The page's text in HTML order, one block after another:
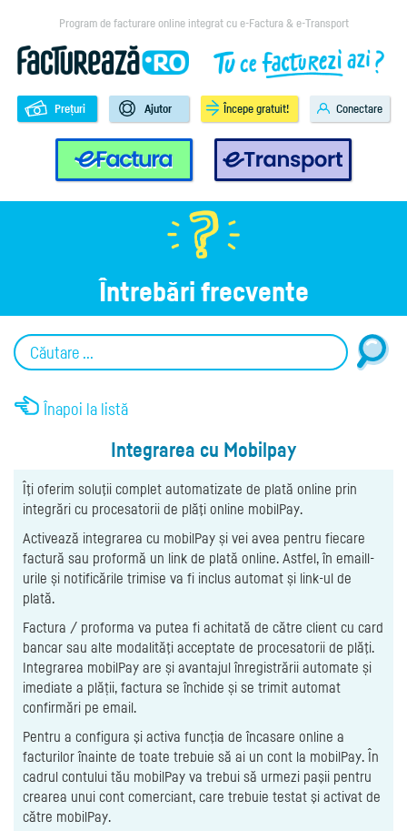
Program de facturare online integrat cu e-Factura & e-Transport
e-Factura e-Transport
Prețuri Ajutor Începe gratuit! Conectare
Întrebări frecvente
Înapoi la listă
Integrarea cu Mobilpay
Îţi oferim soluţii complet automatizate de plată online prin
integrări cu procesatorii de plăţi online mobilPay.
Activează integrarea cu mobilPay și vei avea pentru fiecare
factură sau proformă un link de plată online. Astfel, în emaill-
urile și notificările trimise va fi inclus automat și link-ul de
plată.
Factura / proforma va putea fi achitată de către client cu card
bancar sau alte modalităţi acceptate de procesatorii de plăţi.
Integrarea mobilPay are și avantajul înregistrării automate și
imediate a plății, factura se închide și se trimit automat
confirmări pe email.
Pentru a configura şi activa funcţia de încasare online a
facturilor înainte de toate trebuie să ai un cont la mobilPay. În
cadrul contului tău mobilPay va trebui să urmezi paşii pentru
crearea unui cont comerciant, care trebuie testat şi activat de
către mobilPay.